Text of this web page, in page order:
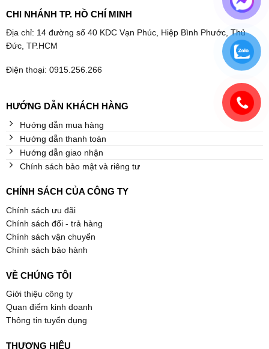
CHI NHÁNH TP. HỒ CHÍ MINH
Địa chỉ: 14 đường số 40 KDC Vạn Phúc, Hiệp Bình Phước, Thủ
Đức, TP.HCM
Điện thoại: 0915.256.266
HƯỚNG DẪN KHÁCH HÀNG
Hướng dẫn mua hàng
Hướng dẫn thanh toán
Hướng dẫn giao nhận
Chính sách bảo mật và riêng tư
CHÍNH SÁCH CỦA CÔNG TY
Chính sách ưu đãi
Chính sách đổi - trả hàng
Chính sách vận chuyển
Chính sách bảo hành
VỀ CHÚNG TÔI
Giới thiệu công ty
Quan điểm kinh doanh
Thông tin tuyển dụng
THƯƠNG HIỆU